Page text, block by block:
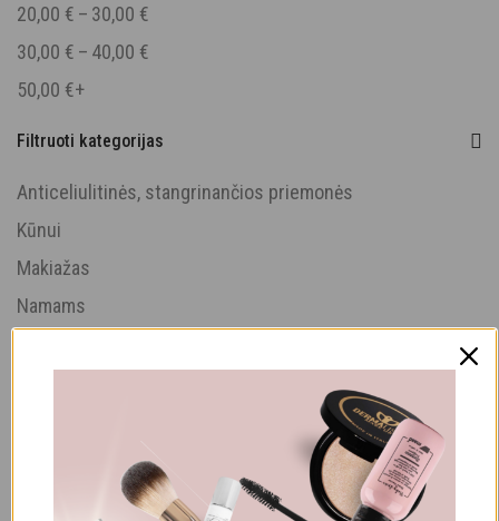
20,00 € – 30,00 €
30,00 € – 40,00 €
50,00 €+
Filtruoti kategorijas
Anticeliulitinės, stangrinančios priemonės
Kūnui
Makiažas
Namams
Plaukų priauginimo meistrams